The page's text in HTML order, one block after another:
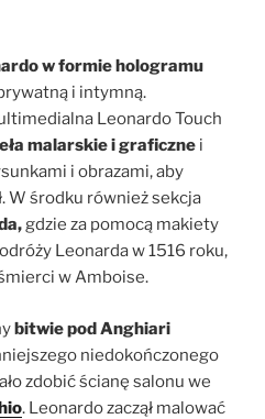
w formie hologramu
i intymną.
Leonardo Touch
malarskie i graficzne i
i obrazami, aby
W środku również sekcja
gdzie za pomocą makiety
Leonarda w 1516 roku,
w Amboise.
bitwie pod Anghiari
niedokończonego
zdobić ścianę salonu we
. Leonardo zaczął malować